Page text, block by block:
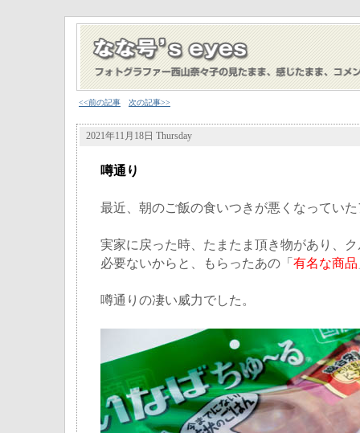
<<前の記事 次の記事>>
2021年11月18日 Thursday
噂通り
最近、朝のご飯の食いつきが悪くなってい
実家に戻った時、たまたま頂き物があり、
必要ないからと、もらったあの「 有名な商品
噂通りの凄い威力でした。